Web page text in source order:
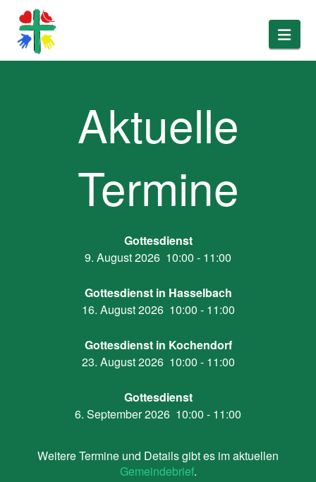
Aktuelle
Termine
Gottesdienst
9. August 2026 10:00 - 11:00
Gottesdienst in Hasselbach
16. August 2026 10:00 - 11:00
Gottesdienst in Kochendorf
23. August 2026 10:00 - 11:00
Gottesdienst
6. September 2026 10:00 - 11:00
Weitere Termine und Details gibt es im aktuellen
Gemeindebrief.